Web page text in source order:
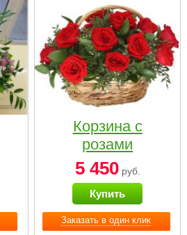
Заказать в один клик
Корзина с
розами
«Красный
Париж»
5 450руб.
Купить